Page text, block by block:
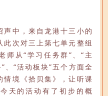
中，来自龙港十三小的
次对三上第七单元整组
师从“学习任务群”、“主
、“活动板块”五个方面全
情境《拾贝集》，让听课
天的活动有了初步的概